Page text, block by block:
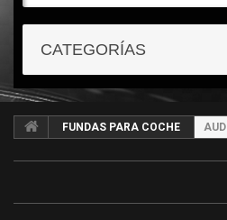
CATEGORÍAS
FUNDAS PARA COCHE AUDI